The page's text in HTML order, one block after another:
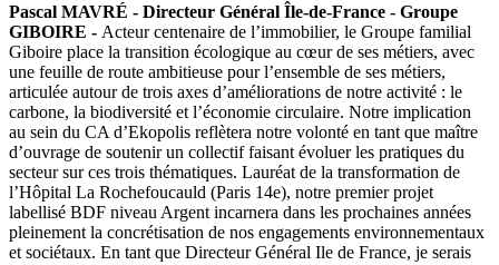
Pascal MAVRÉ - Directeur Général Île-de-France - Groupe
GIBOIRE - Acteur centenaire de l’immobilier, le Groupe familial
Giboire place la transition écologique au cœur de ses métiers, avec
une feuille de route ambitieuse pour l’ensemble de ses métiers,
articulée autour de trois axes d’améliorations de notre activité : le
carbone, la biodiversité et l’économie circulaire. Notre implication
au sein du CA d’Ekopolis reflètera notre volonté en tant que maître
d’ouvrage de soutenir un collectif faisant évoluer les pratiques du
secteur sur ces trois thématiques. Lauréat de la transformation de
l’Hôpital La Rochefoucauld (Paris 14e), notre premier projet
labellisé BDF niveau Argent incarnera dans les prochaines années
pleinement la concrétisation de nos engagements environnementaux
et sociétaux. En tant que Directeur Général Ile de France, je serais